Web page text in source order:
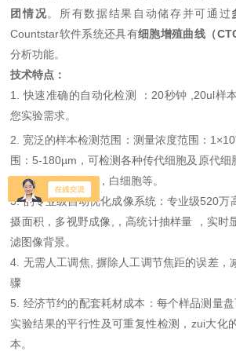
团情况。所有数据结果自动储存并可通过
Countstar软件系统还具有细胞增殖曲线（
分析功能。
技术特点：
1.快速准确的自动化检测 ： 20秒钟 ,20ul样
您实验需求。
2. 宽泛的样本检测范围：测量浓度范围： 1 ×10
围： 5-180µm ，可检测各种传代细胞及原代
游生物，酵母细胞，白细胞等。
3.的专业级自动优化成像系统：专业级520万
摄面积，多视野成像
，高统计抽样量
，实时
滤图像背景。
4. 无需人工调焦 摒除人工调节焦距的误差，
骤
5. 经济节约的配套耗材成本：每个样品测量盘
实验结果的平行性及可重复性检测，zui大化
本。